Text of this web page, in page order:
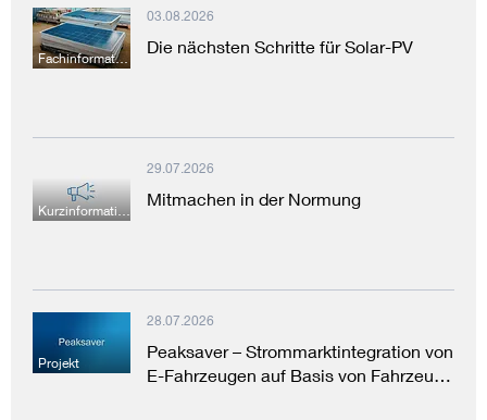
Fachinformation
03.08.2026
Die nächsten Schritte für Solar-PV
Kurzinformation
29.07.2026
Mitmachen in der Normung
Projekt
28.07.2026
Peaksaver – Strommarktintegration von
E-Fahrzeugen auf Basis von Fahrzeu…